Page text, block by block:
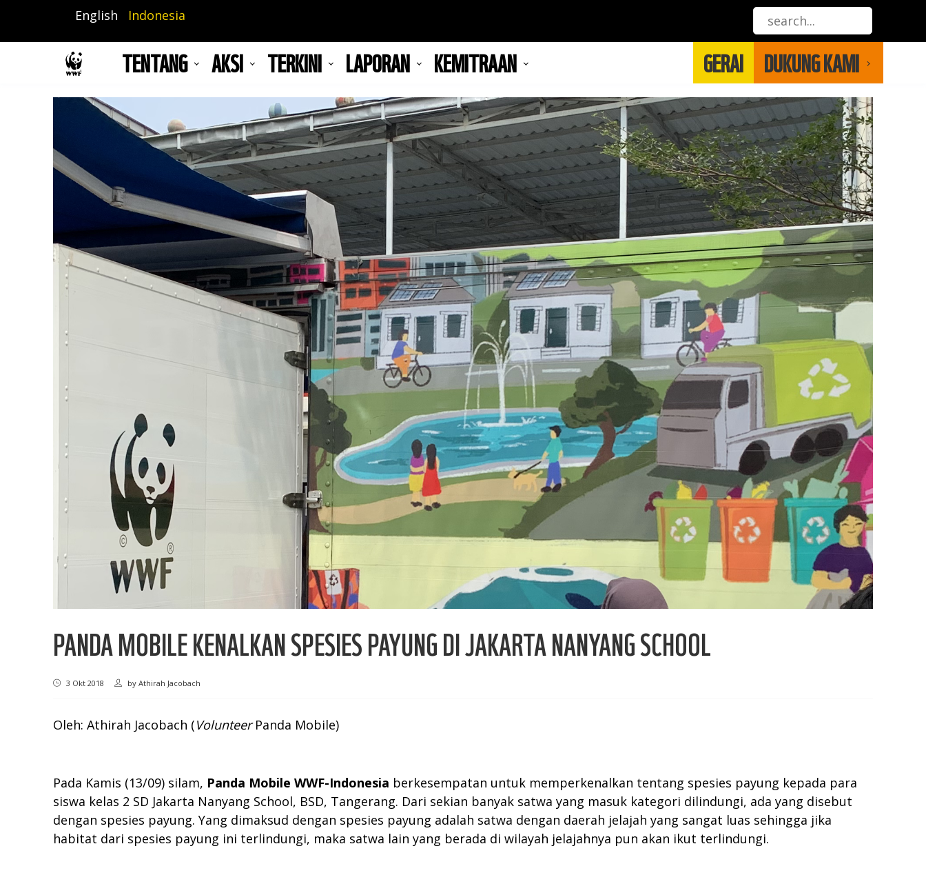
isi
English Indonesia
TENTANG AKSI TERKINI LAPORAN KEMITRAAN GERAI DUKUNG KAMI
PANDA MOBILE KENALKAN SPESIES PAYUNG DI JAKARTA NANYANG SCHOOL
3 Okt 2018 by Athirah Jacobach
Oleh: Athirah Jacobach (VolunteerPanda Mobile)
Pada Kamis (13/09) silam, Panda Mobile WWF-Indonesia berkesempatan untuk memperkenalkan tentang spesies payung kepada para
siswa kelas 2 SD Jakarta Nanyang School, BSD, Tangerang. Dari sekian banyak satwa yang masuk kategori dilindungi, ada yang disebut
dengan spesies payung. Yang dimaksud dengan spesies payung adalah satwa dengan daerah jelajah yang sangat luas sehingga jika
habitat dari spesies payung ini terlindungi, maka satwa lain yang berada di wilayah jelajahnya pun akan ikut terlindungi.